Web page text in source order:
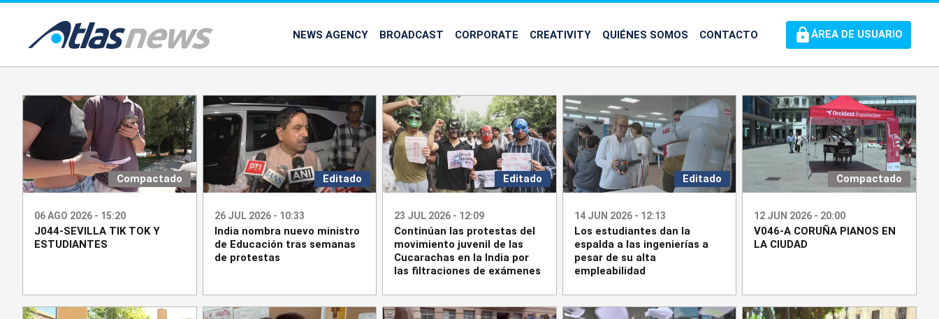
common.go-to-content
NEWS AGENCY BROADCAST CORPORATE CREATIVITY QUIÉNES SOMOS CONTACTO ÁREA DE USUARIO
Compactado
06 AGO 2026 - 15:20
J044-SEVILLA TIK TOK Y
ESTUDIANTES
Editado
26 JUL 2026 - 10:33
India nombra nuevo ministro
de Educación tras semanas
de protestas
Editado
23 JUL 2026 - 12:09
Continúan las protestas del
movimiento juvenil de las
Cucarachas en la India por
las filtraciones de exámenes
Editado
14 JUN 2026 - 12:13
Los estudiantes dan la
espalda a las ingenierías a
pesar de su alta
empleabilidad
Compactado
12 JUN 2026 - 20:00
V046-A CORUÑA PIANOS EN
LA CIUDAD